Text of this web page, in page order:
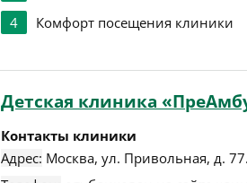
4
Комфорт посещения клиники
Детская клиника
Контакты клиники
Адрес: Москва, ул. Привольная, д. 77.